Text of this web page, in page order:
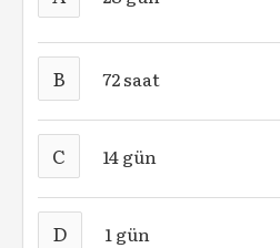
B 72 saat
C 14 gün
D 1 gün